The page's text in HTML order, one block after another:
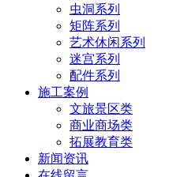
虫洞系列
矩阵系列
艺术休闲系列
迷宫系列
配件系列
施工案例
文旅景区类
商业商场类
拓展教育类
新闻资讯